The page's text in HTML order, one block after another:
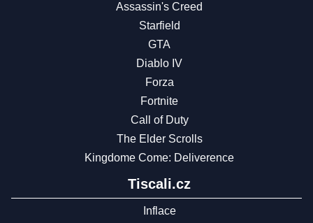
Assassin's Creed
Starfield
GTA
Diablo IV
Forza
Fortnite
Call of Duty
The Elder Scrolls
Kingdome Come: Deliverence
Tiscali.cz
Inflace